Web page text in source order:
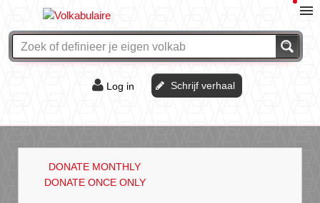
Log in Schrijf verhaal
DONATE MONTHLY
DONATE ONCE ONLY